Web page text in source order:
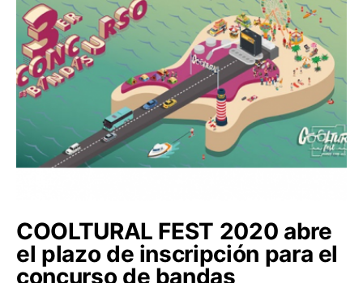
COOLTURAL FEST 2020 abre
el plazo de inscripción para el
concurso de bandas